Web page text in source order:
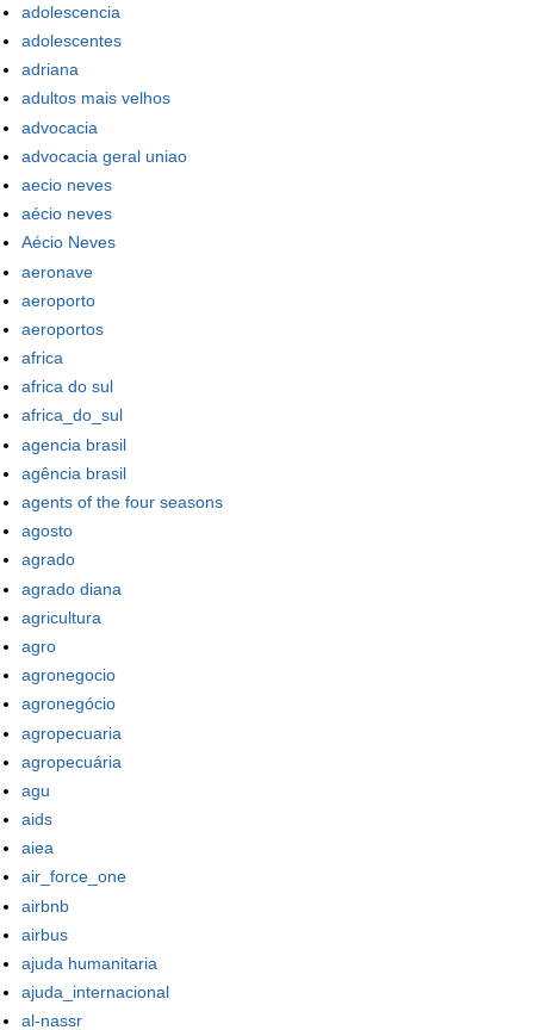
adolescencia
adolescentes
adriana
adultos mais velhos
advocacia
advocacia geral uniao
aecio neves
aécio neves
Aécio Neves
aeronave
aeroporto
aeroportos
africa
africa do sul
africa_do_sul
agencia brasil
agência brasil
agents of the four seasons
agosto
agrado
agrado diana
agricultura
agro
agronegocio
agronegócio
agropecuaria
agropecuária
agu
aids
aiea
air_force_one
airbnb
airbus
ajuda humanitaria
ajuda_internacional
al-nassr